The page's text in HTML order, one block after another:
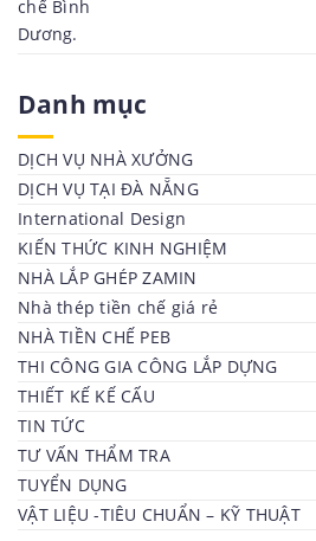
Danh mục
DỊCH VỤ NHÀ XƯỞNG
DỊCH VỤ TẠI ĐÀ NẴNG
International Design
KIẾN THỨC KINH NGHIỆM
NHÀ LẮP GHÉP ZAMIN
Nhà thép tiền chế giá rẻ
NHÀ TIỀN CHẾ PEB
THI CÔNG GIA CÔNG LẮP DỰNG
THIẾT KẾ KẾ CẤU
TIN TỨC
TƯ VẤN THẨM TRA
TUYỂN DỤNG
VẬT LIỆU -TIÊU CHUẨN – KỸ THUẬT